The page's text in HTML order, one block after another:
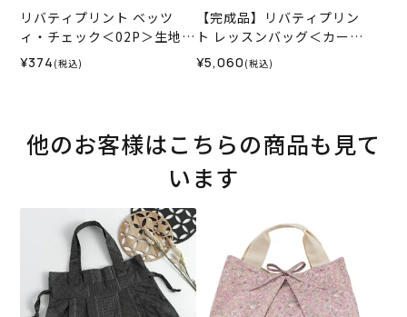
リバティプリント ベッツ
ィ・チェック＜02P＞生地
（ホビーラホビーレオリジ
ナル）2026ES
¥374 (税込)
【完成品】リバティプリン
ト レッスンバッグ＜カーズ
＞
¥5,060 (税込)
他のお客様はこちらの商品も見て
います